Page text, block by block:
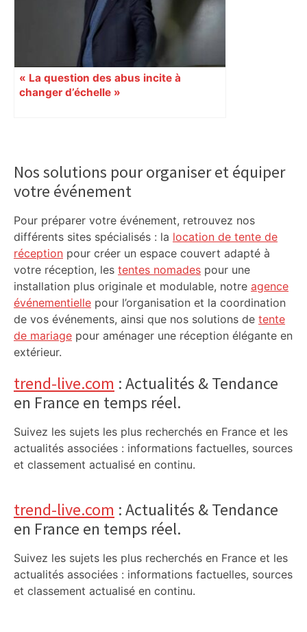
« La question des abus incite à
changer d’échelle »
Sidebar
Nos solutions pour organiser et équiper
votre événement
Pour préparer votre événement, retrouvez nos
différents sites spécialisés : la location de tente de
réception pour créer un espace couvert adapté à
votre réception, les tentes nomades pour une
installation plus originale et modulable, notre agence
événementielle pour l’organisation et la coordination
de vos événements, ainsi que nos solutions de tente
de mariage pour aménager une réception élégante en
extérieur.
trend-live.com : Actualités & Tendance
en France en temps réel.
Suivez les sujets les plus recherchés en France et les
actualités associées : informations factuelles, sources
et classement actualisé en continu.
trend-live.com : Actualités & Tendance
en France en temps réel.
Suivez les sujets les plus recherchés en France et les
actualités associées : informations factuelles, sources
et classement actualisé en continu.